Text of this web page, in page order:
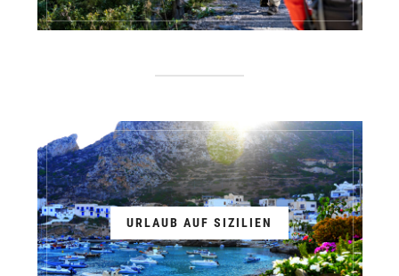
URLAUB AUF SIZILIEN